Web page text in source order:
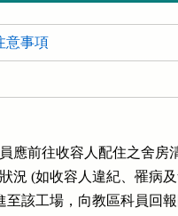
意事項
應前往收容人配住之舍房
況 (如收容人違紀、罹病
至該工場，向教區科員回